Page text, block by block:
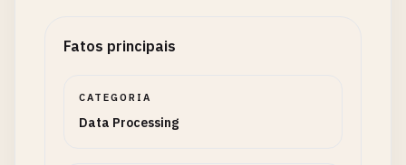
Fatos principais
CATEGORIA
Data Processing